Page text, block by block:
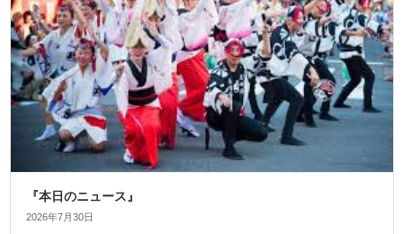
『本日のニュース』
2026年7月30日